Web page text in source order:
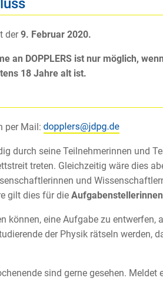
der9. Februar 2020.
an DOPPLERS ist nur möglich,
18 Jahre alt ist.
per Mail:
durch seine Teilnehmerinnen und
treten. Gleichzeitig wäre dies
und
gilt dies für die
können, eine Aufgabe zu
der Physik rätseln werden,
sind gerne gesehen. Meldet